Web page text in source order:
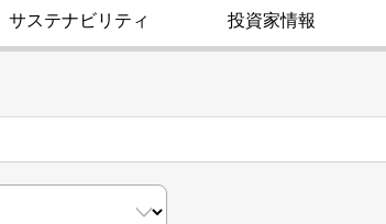
サステナビリティ 投資家情報